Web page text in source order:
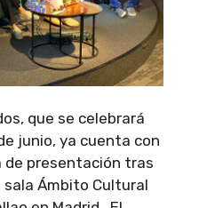
que se celebrará
junio, ya cuenta con
presentación tras
Ámbito Cultural